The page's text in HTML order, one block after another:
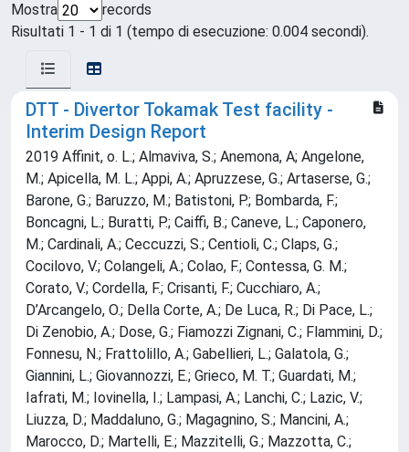
Mostra
records
Risultati 1 - 1 di 1 (tempo di esecuzione: 0.004 secondi).
DTT - Divertor Tokamak Test facility -
Interim Design Report
2019 Affinit, o. L.; Almaviva, S.; Anemona, A; Angelone,
M.; Apicella, M. L.; Appi, A.; Apruzzese, G.; Artaserse, G.;
Barone, G.; Baruzzo, M.; Batistoni, P.; Bombarda, F.;
Boncagni, L.; Buratti, P.; Caiffi, B.; Caneve, L.; Caponero,
M.; Cardinali, A.; Ceccuzzi, S.; Centioli, C.; Claps, G.;
Cocilovo, V.; Colangeli, A.; Colao, F.; Contessa, G. M.;
Corato, V.; Cordella, F.; Crisanti, F.; Cucchiaro, A.;
D’Arcangelo, O.; Della Corte, A.; De Luca, R.; Di Pace, L.;
Di Zenobio, A.; Dose, G.; Fiamozzi Zignani, C.; Flammini, D.;
Fonnesu, N.; Frattolillo, A.; Gabellieri, L.; Galatola, G.;
Giannini, L.; Giovannozzi, E.; Grieco, M. T.; Guardati, M.;
Iafrati, M.; Iovinella, I.; Lampasi, A.; Lanchi, C.; Lazic, V.;
Liuzza, D.; Maddaluno, G.; Magagnino, S.; Mancini, A.;
Marocco, D.; Martelli, E.; Mazzitelli, G.; Mazzotta, C.;